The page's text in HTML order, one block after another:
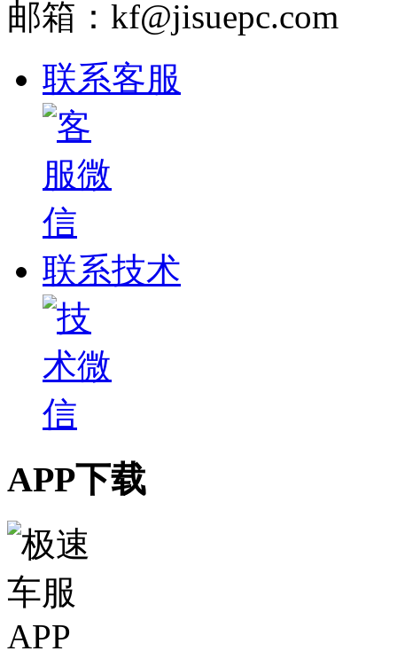
邮箱：kf@jisuepc.com
联系客服
联系技术
APP下载